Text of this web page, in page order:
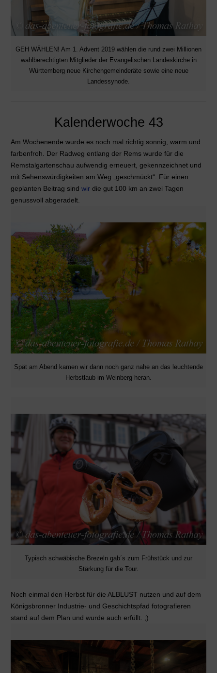
GEH WÄHLEN! Am 1. Advent 2019 wählen die rund zwei Millionen
wahlberechtigten Mitglieder der Evangelischen Landeskirche in
Württemberg neue Kirchengemeinderäte sowie eine neue
Landessynode.
Kalenderwoche 43
Am Wochenende wurde es noch mal richtig sonnig, warm und
farbenfroh. Der Radweg entlang der Rems wurde für die
Remstalgartenschau aufwendig erneuert, gekennzeichnet und
mit Sehenswürdigkeiten am Weg „geschmückt“. Für einen
geplanten Beitrag sind wirdie gut 100 km an zwei Tagen
genussvoll abgeradelt.
Spät am Abend kamen wir dann noch ganz nahe an das leuchtende
Herbstlaub im Weinberg heran.
Typisch schwäbische Brezeln gab´s zum Frühstück und zur
Stärkung für die Tour.
Noch einmal den Herbst für die ALBLUST nutzen und auf dem
Königsbronner Industrie- und Geschichtspfad fotografieren
stand auf dem Plan und wurde auch erfüllt. ;)